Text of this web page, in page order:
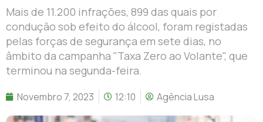
Mais de 11.200 infrações, 899 das quais por
condução sob efeito do álcool, foram registadas
pelas forças de segurança em sete dias, no
âmbito da campanha "Taxa Zero ao Volante", que
terminou na segunda-feira.
Novembro 7, 2023 12:10 Agência Lusa